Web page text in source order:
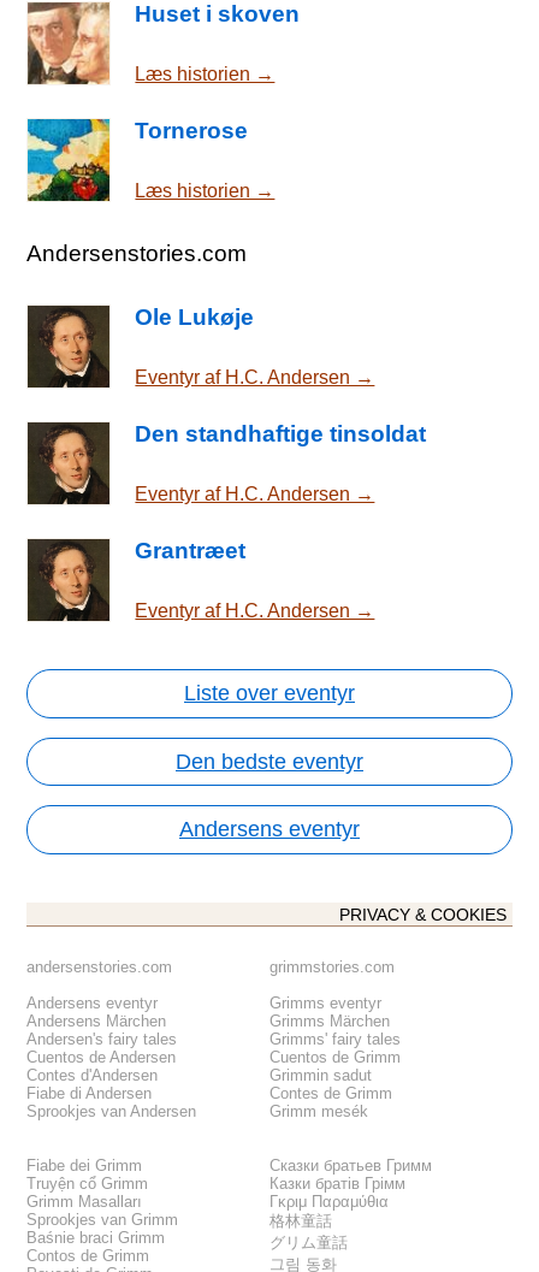
Huset i skoven
Læs historien →
Tornerose
Læs historien →
Andersenstories.com
Ole Lukøje
Eventyr af H.C. Andersen →
Den standhaftige tinsoldat
Eventyr af H.C. Andersen →
Grantræet
Eventyr af H.C. Andersen →
Liste over eventyr
Den bedste eventyr
Andersens eventyr
PRIVACY & COOKIES
andersenstories.com
Andersens eventyr
Andersens Märchen
Andersen's fairy tales
Cuentos de Andersen
Contes d'Andersen
Fiabe di Andersen
Sprookjes van Andersen
grimmstories.com
Grimms eventyr
Grimms Märchen
Grimms' fairy tales
Cuentos de Grimm
Grimmin sadut
Contes de Grimm
Grimm mesék
Fiabe dei Grimm
Truyện cổ Grimm
Grimm Masalları
Sprookjes van Grimm
Baśnie braci Grimm
Contos de Grimm
Сказки братьев Гримм
Казки братів Грімм
Γκριμ Παραμύθια
格林童話
グリム童話
그림 동화